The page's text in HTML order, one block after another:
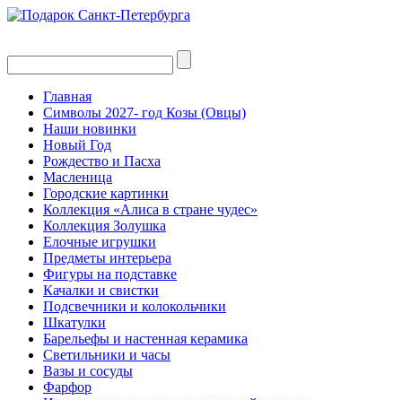
Главная
Символы 2027- год Козы (Овцы)
Наши новинки
Новый Год
Рождество и Пасха
Масленица
Городские картинки
Коллекция «Алиса в стране чудес»
Коллекция Золушка
Елочные игрушки
Предметы интерьера
Фигуры на подставке
Качалки и свистки
Подсвечники и колокольчики
Шкатулки
Барельефы и настенная керамика
Светильники и часы
Вазы и сосуды
Фарфор